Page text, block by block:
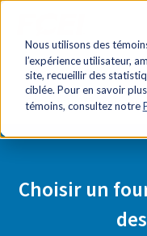
Nous utilisons des
l’expérience utilisateur,
site, recueillir des
ciblée. Pour en savoir
témoins, consultez notre
Accueil
Ressources
Choisir un
Choisir un